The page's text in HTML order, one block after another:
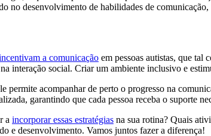
no desenvolvimento de habilidades de
a comunicação em pessoas autistas, que tal
interação social. Criar um ambiente inclusivo e
permite acompanhar de perto o progresso na
garantindo que cada pessoa receba o suporte
a incorporar essas estratégias na sua rotina? Quais
e desenvolvimento. Vamos juntos fazer a diferença!